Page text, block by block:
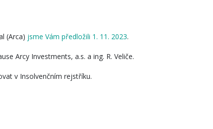
(Arca) jsme Vám předložili 1. 11. 2023.
Arcy Investments, a.s. a ing. R. Veliče.
v Insolvenčním rejstříku.